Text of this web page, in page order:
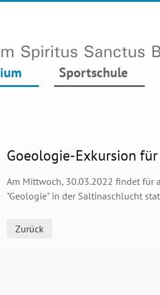
Sportschule
Goeologie-Exkursion
Am Mittwoch, 30.03.2022 findet für
"Geologie" in der Saltinaschlucht
Zurück